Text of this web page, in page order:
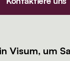
Visum, um